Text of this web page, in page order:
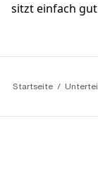
sitzt einfach gut
Startseite